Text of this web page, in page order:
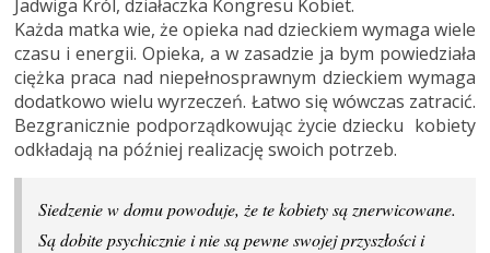
Jadwiga Król, działaczka Kongresu Kobiet.
Każda matka wie, że opieka nad dzieckiem wymaga wiele
czasu i energii. Opieka, a w zasadzie ja bym powiedziała
ciężka praca nad niepełnosprawnym dzieckiem wymaga
dodatkowo wielu wyrzeczeń. Łatwo się wówczas zatracić.
Bezgranicznie podporządkowując życie dziecku kobiety
odkładają na później realizację swoich potrzeb.
Siedzenie w domu powoduje, że te kobiety są znerwicowane.
Są dobite psychicznie i nie są pewne swojej przyszłości i